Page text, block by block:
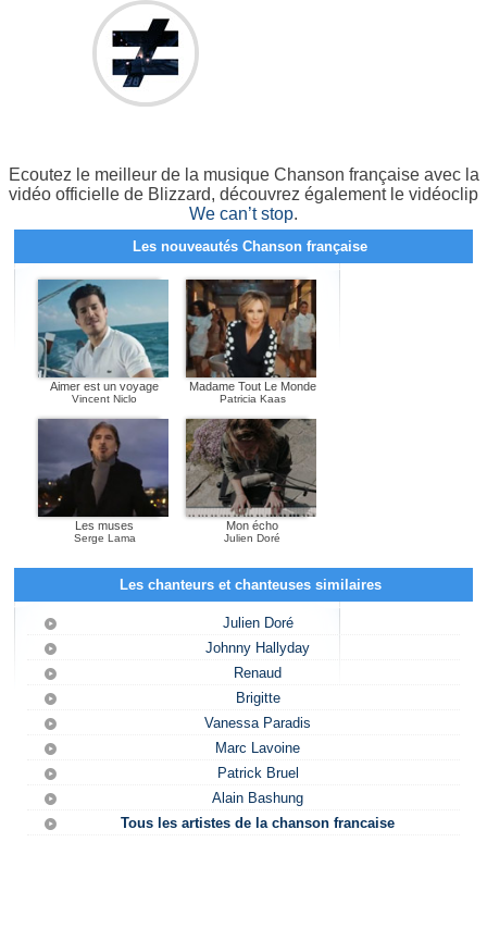
Ecoutez le meilleur de la musique Chanson française avec la
vidéo officielle de Blizzard, découvrez également le vidéoclip
We can’t stop.
Les nouveautés Chanson française
Aimer est un voyage
Vincent Niclo
Madame Tout Le Monde
Patricia Kaas
Les muses
Serge Lama
Mon écho
Julien Doré
Les chanteurs et chanteuses similaires
Julien Doré
Johnny Hallyday
Renaud
Brigitte
Vanessa Paradis
Marc Lavoine
Patrick Bruel
Alain Bashung
Tous les artistes de la chanson francaise